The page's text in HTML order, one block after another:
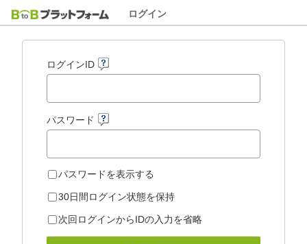
ログイン
ログインID
パスワード
パスワードを表示する
30日間ログイン状態を保持
次回ログインからIDの入力を省略